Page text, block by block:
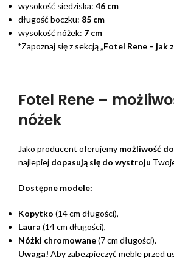
wysokość siedziska: 46 cm
długość boczku: 85 cm
wysokość nóżek: 7 cm
*Zapoznaj się z sekcją „Fotel Rene – jak
Fotel Rene –
nóżek
Jako producent oferujemy możliwość
najlepiej dopasują się do wystroju
Dostępne modele:
Kopytko (14 cm długości),
Laura (14 cm długości),
Nóżki chromowane(7 cm długości).
Uwaga! Aby zabezpieczyć meble przed